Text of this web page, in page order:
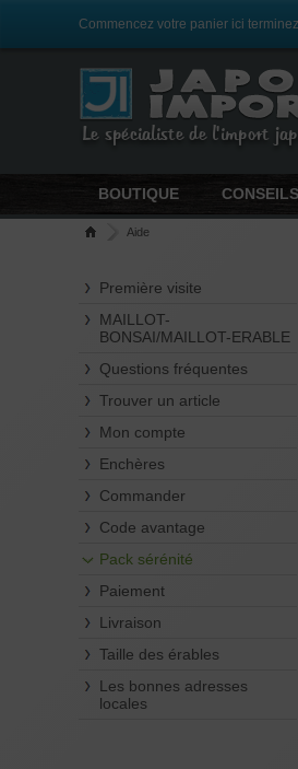
Commencez votre panier ici
Le spécialiste de l'import
BOUTIQUE CONSEILS
Aide
Première visite
MAILLOT-
BONSAI/MAILLOT-ERABLE
Questions fréquentes
Trouver un article
Mon compte
Enchères
Commander
Code avantage
Pack sérénité
Paiement
Livraison
Taille des érables
Les bonnes adresses
locales